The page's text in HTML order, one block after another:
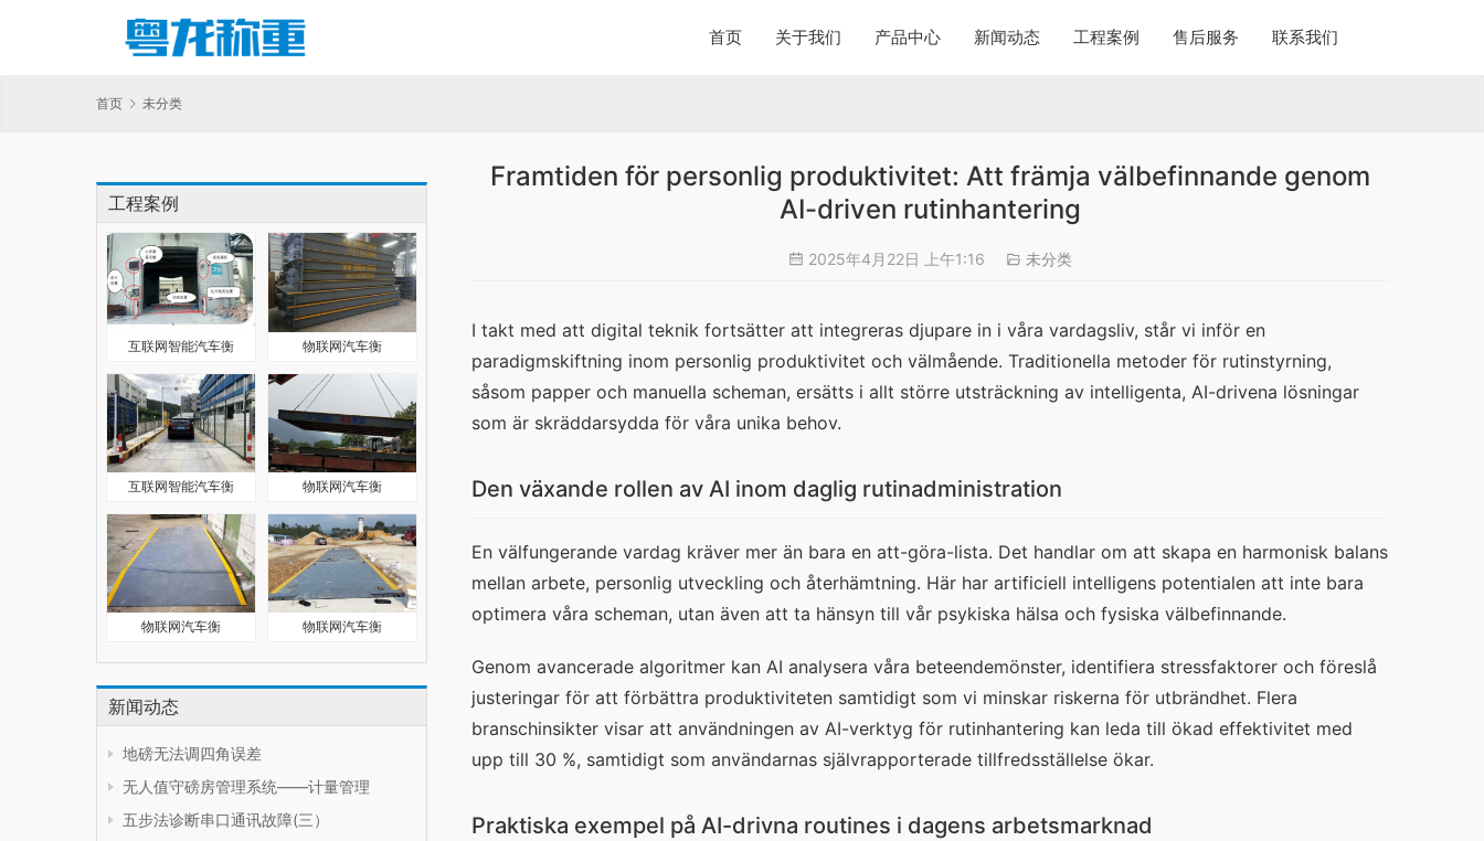
首页 关于我们 产品中心 新闻动态 工程案例 售后服务 联系我们
首页 未分类
工程案例
互联网智能汽车衡 物联网汽车衡
互联网智能汽车衡 物联网汽车衡
物联网汽车衡 物联网汽车衡
新闻动态
地磅无法调四角误差
无人值守磅房管理系统——计量管理
五步法诊断串口通讯故障(三）
Framtiden för personlig produktivitet: Att främja välbefinnande genom
AI-driven rutinhantering
2025年4月22日 上午1:16 未分类
I takt med att digital teknik fortsätter att integreras djupare in i våra vardagsliv, står vi inför en
paradigmskiftning inom personlig produktivitet och välmående. Traditionella metoder för rutinstyrning,
såsom papper och manuella scheman, ersätts i allt större utsträckning av intelligenta, AI-drivena lösningar
som är skräddarsydda för våra unika behov.
Den växande rollen av AI inom daglig rutinadministration
En välfungerande vardag kräver mer än bara en att-göra-lista. Det handlar om att skapa en harmonisk balans
mellan arbete, personlig utveckling och återhämtning. Här har artificiell intelligens potentialen att inte bara
optimera våra scheman, utan även att ta hänsyn till vår psykiska hälsa och fysiska välbefinnande.
Genom avancerade algoritmer kan AI analysera våra beteendemönster, identifiera stressfaktorer och föreslå
justeringar för att förbättra produktiviteten samtidigt som vi minskar riskerna för utbrändhet. Flera
branschinsikter visar att användningen av AI-verktyg för rutinhantering kan leda till ökad effektivitet med
upp till 30 %, samtidigt som användarnas självrapporterade tillfredsställelse ökar.
Praktiska exempel på AI-drivna routines i dagens arbetsmarknad